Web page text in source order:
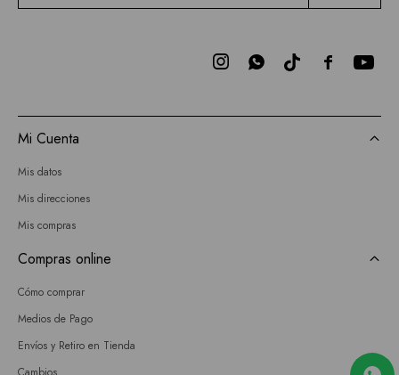

 
Mi Cuenta
Mis datos
Mis direcciones
Mis compras
Compras online
Cómo comprar
Medios de Pago
Envíos y Retiro en Tienda